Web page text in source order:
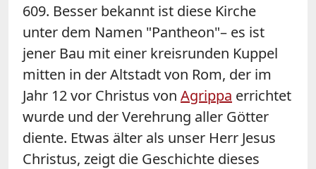
609. Besser bekannt ist diese Kirche
unter dem Namen "Pantheon"– es ist
jener Bau mit einer kreisrunden Kuppel
mitten in der Alt­stadt von Rom, der im
Jahr 12 vor Christus von Agrippa errichtet
wurde und der Vereh­rung aller Götter
diente. Etwas älter als unser Herr Jesus
Christus, zeigt die Geschichte dieses